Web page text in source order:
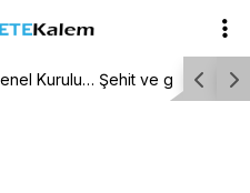
ve gazi ailelerine İzlanda,